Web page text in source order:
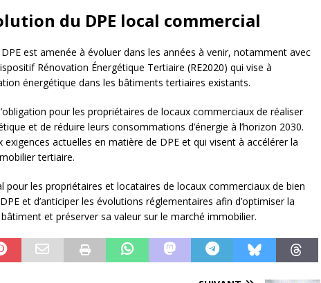
du DPE local commercial
est amenée à évoluer dans les années à venir, notamment avec
Rénovation Énergétique Tertiaire (RE2020) qui vise à
énergétique dans les bâtiments tertiaires existants.
pour les propriétaires de locaux commerciaux de réaliser
et de réduire leurs consommations d’énergie à l’horizon 2030.
exigences actuelles en matière de DPE et qui visent à accélérer la
tertiaire.
pour les propriétaires et locataires de locaux commerciaux de bien
et d’anticiper les évolutions réglementaires afin d’optimiser la
et préserver sa valeur sur le marché immobilier.